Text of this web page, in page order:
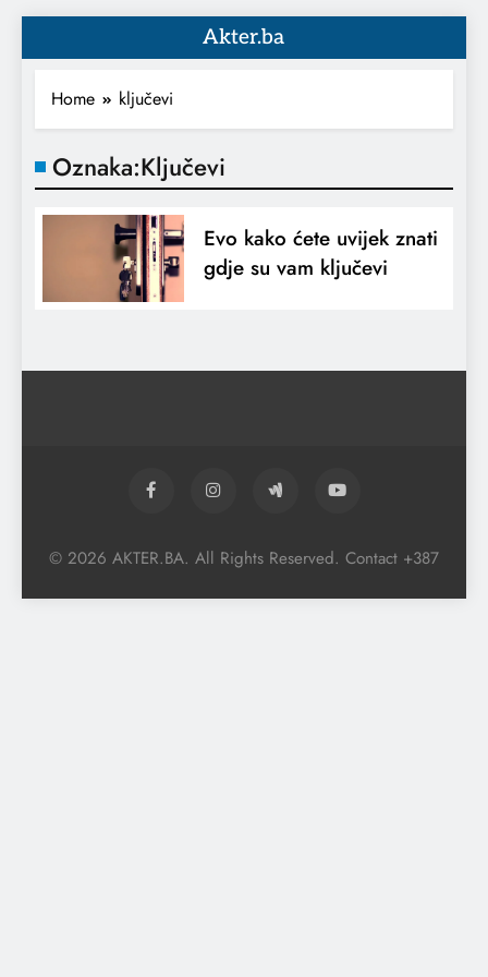
Akter.ba
Home ključevi
Oznaka:Ključevi
Evo kako ćete uvijek znati
gdje su vam ključevi
© 2026 AKTER.BA. All Rights Reserved. Contact +387